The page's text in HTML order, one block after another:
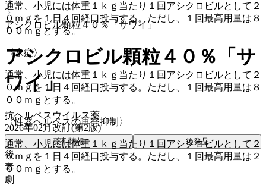
通常、小児には体重１ｋｇ当たり１回アシクロビルとして２
０ｍｇを１日４回経口投与する。ただし、１回最高用量は８
００ｍｇとする。
〈水痘〉
通常、小児には体重１ｋｇ当たり１回アシクロビルとして２
０ｍｇを１日４回経口投与する。ただし、１回最高用量は８
００ｍｇとする。
〈性器ヘルペスの再発抑制〉
通常、小児には体重１ｋｇ当たり１回アシクロビルとして２
０ｍｇを１日４回経口投与する。ただし、１回最高用量は２
００ｍｇとする。
アシクロビル顆粒４０％「サワイ」
アシクロビル顆粒４０％「サ
ワイ」
抗ヘルペスウイルス薬
2026年02月改訂(第2版)
薬剤情報 後発品
後
毒
劇